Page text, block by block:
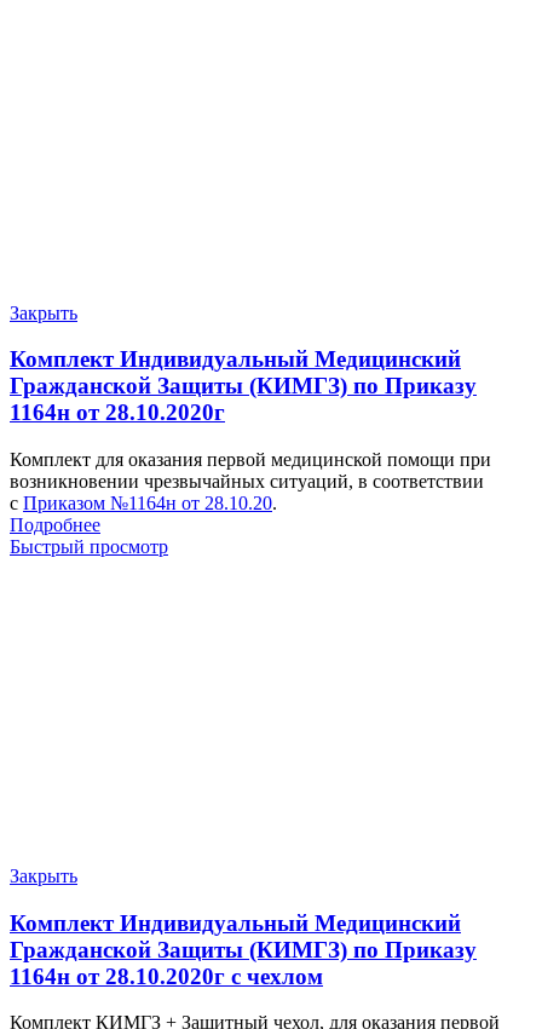
Закрыть
Комплект Индивидуальный Медицинский
Гражданской Защиты (КИМГЗ) по Приказу
1164н от 28.10.2020г
Комплект для оказания первой медицинской помощи при
возникновении чрезвычайных ситуаций, в соответствии
с Приказом №1164н от 28.10.20.
Подробнее
Быстрый просмотр
Закрыть
Комплект Индивидуальный Медицинский
Гражданской Защиты (КИМГЗ) по Приказу
1164н от 28.10.2020г с чехлом
Комплект КИМГЗ + Защитный чехол, для оказания первой